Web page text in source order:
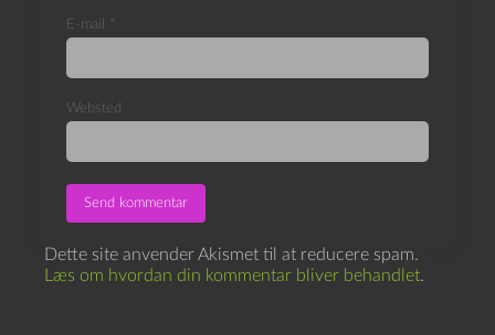
E-mail *
Websted
Dette site anvender Akismet til at reducere spam.
Læs om hvordan din kommentar bliver behandlet.